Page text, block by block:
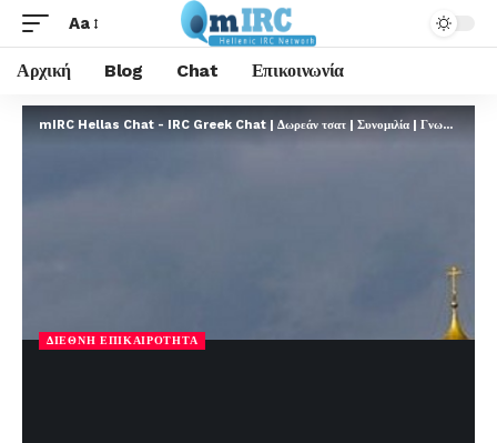
Aa
Αρχική Blog Chat Επικοινωνία
mIRC Hellas Chat - IRC Greek Chat | Δωρεάν τσατ | Συνομιλία | Γνωριμίες | FREE
ΔΙΕΘΝΉ ΕΠΙΚΑΙΡΌΤΗΤΑ